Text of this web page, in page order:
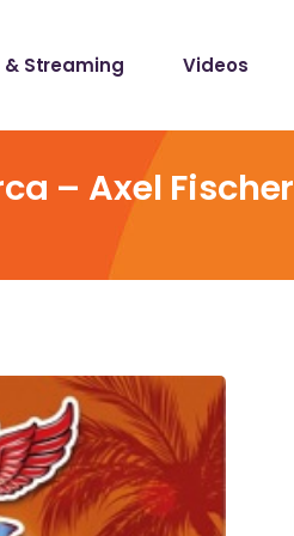
& Streaming Videos
– Axel Fischer